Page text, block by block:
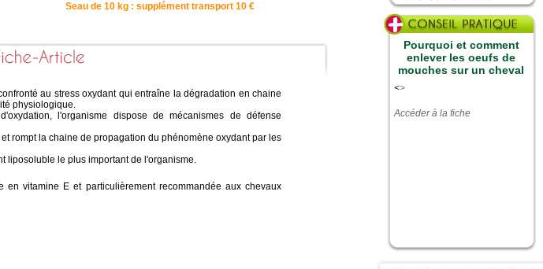
Seau de 10 kg : supplément transport 10 €
au stress oxydant qui entraîne la dégradation en chaine
physiologique.
l'organisme dispose de mécanismes de défense
rompt la chaine de propagation du phénomène oxydant par les
liposoluble le plus important de l'organisme.
en vitamine E et particulièrement recommandée aux chevaux
Pourquoi et comment
enlever les oeufs de
mouches sur un cheval
<>
Accéder à la fiche